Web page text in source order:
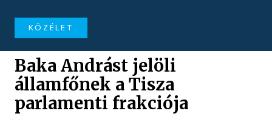
KÖZÉLET
Baka Andrást jelöli
államfőnek a Tisza
parlamenti frakciója